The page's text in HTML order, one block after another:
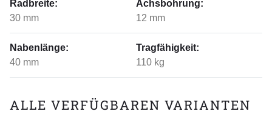
Radbreite:
30 mm
Achsbohrung:
12 mm
Nabenlänge:
40 mm
Tragfähigkeit:
110 kg
ALLE VERFÜGBAREN VARIANTEN